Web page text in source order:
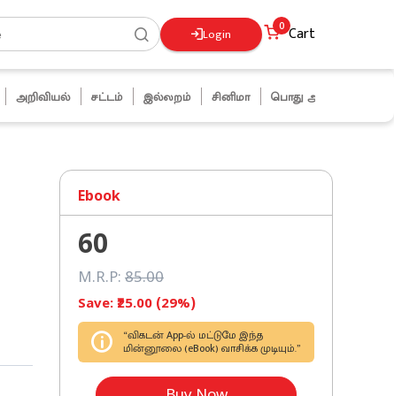
Login 0 Cart
அறிவியல் சட்டம் இல்லறம் சினிமா பொது அறிவு
Ebook
60
M.R.P: 85.00
Save: ₹ 25.00 (29%)
“விகடன் App-ல் மட்டுமே இந்த
மின்னூலை (eBook) வாசிக்க முடியும்.”